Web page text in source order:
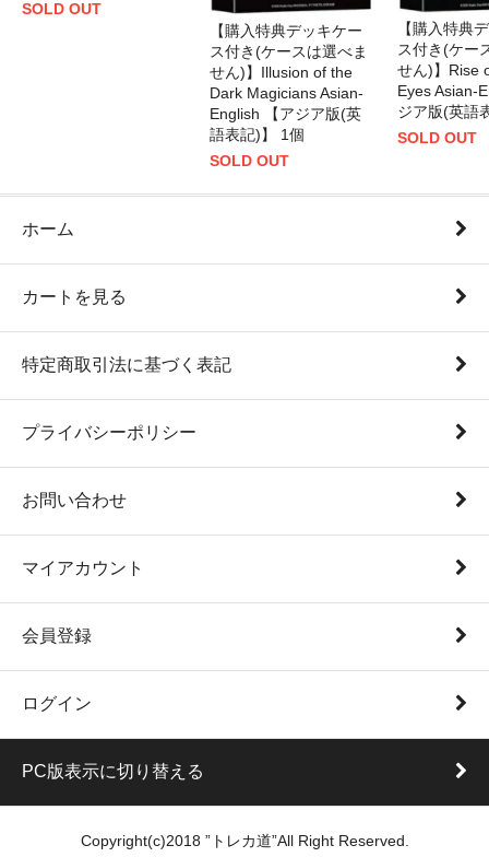
SOLD OUT
【購入特典デッキケー
ス付き(ケースは選べま
せん)】Illusion of the
Dark Magicians Asian-
English 【アジア版(英
語表記)】 1個
SOLD OUT
【購入特典
ス付き(ケー
せん)】Rise
Eyes Asian-
ジア版(英語
SOLD OUT
ホーム
カートを見る
特定商取引法に基づく表記
プライバシーポリシー
お問い合わせ
マイアカウント
会員登録
ログイン
PC版表示に切り替える
Copyright(c)2018 ”トレカ道”All Right Reserved.